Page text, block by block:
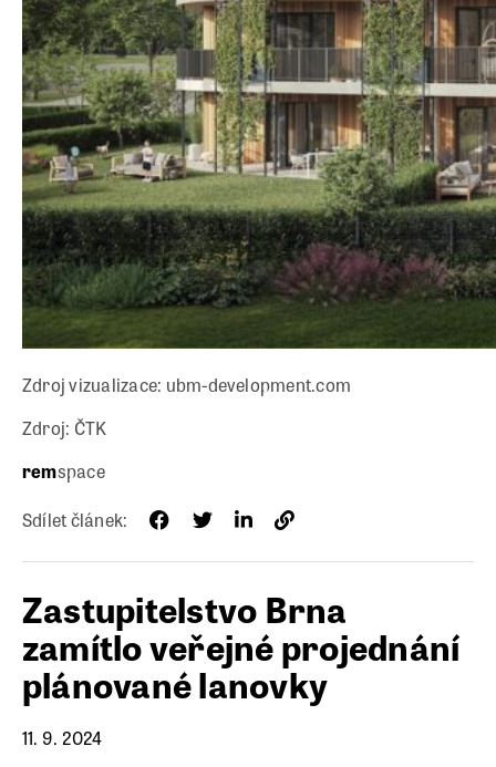
Zdroj vizualizace: ubm-development.com
Zdroj: ČTK
remspace
Sdílet článek:
Zastupitelstvo Brna
zamítlo veřejné projednání
plánované lanovky
11. 9. 2024